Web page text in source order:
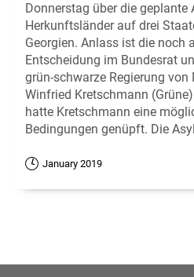
Donnerstag über die geplante
Herkunftsländer auf drei
Georgien. Anlass ist die noch
Entscheidung im Bundesrat
grün-schwarze Regierung
Winfried Kretschmann
hatte Kretschmann eine
Bedingungen genüpft. Die
January 2019